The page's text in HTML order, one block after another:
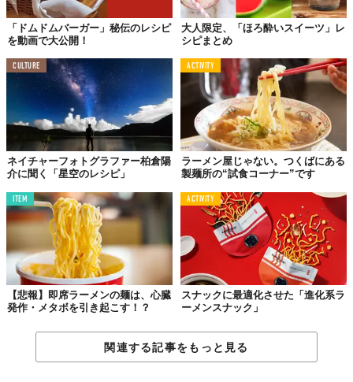
いう寸法。食べ応えもあります。お好みで魚粉
を加えて味変を楽しんで！
↓↓ こっちもオイシイ！ ↓↓
「辛ラーメン」を使って特濃「担々
麺」をつくる方法
Top image: ©2020 NEW STANDARD
TABI LABO
この世界は、もっと広いはずだ。
「ドムドムバーガー」秘伝のレシピ
を動画で大公開！
大人限定、「ほろ酔いスイーツ」レ
シピまとめ
CULTURE
ネイチャーフォトグラファー柏倉陽
介に聞く「星空のレシピ」
ACTIVITY
ラーメン屋じゃない。つくばにある
製麺所の“試食コーナー”です
ITEM
【悲報】即席ラーメンの麺は、心臓
発作・メタボを引き起こす！？
ACTIVITY
スナックに最適化させた「進化系ラ
ーメンスナック」
関連する記事をもっと見る